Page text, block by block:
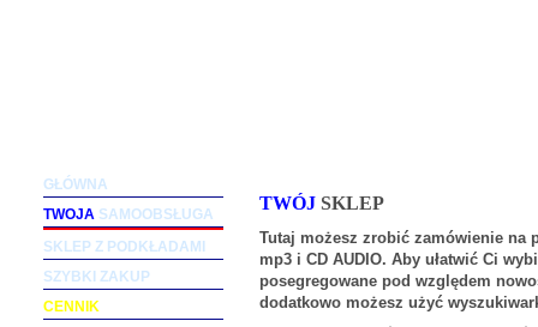
TWÓJ SKLEP
Tutaj możesz zrobić zamówienie na
mp3 i CD AUDIO. Aby ułatwić Ci
posegregowane pod względem
dodatkowo możesz użyć
GŁÓWNA
TWOJA SAMOOBSŁUGA
SKLEP Z PODKŁADAMI
SZYBKI ZAKUP
CENNIK